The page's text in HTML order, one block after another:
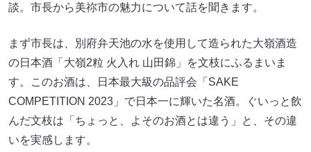
談。市長から美祢市の魅力について話を聞きます。
まず市長は、別府弁天池の水を使用して造られた大嶺酒造
の日本酒「大嶺2粒 火入れ 山田錦」を文枝にふるまいま
す。このお酒は、日本最大級の品評会「SAKE
COMPETITION 2023」で日本一に輝いた名酒。ぐいっと飲
んだ文枝は「ちょっと、よそのお酒とは違う」と、その違
いを実感します。